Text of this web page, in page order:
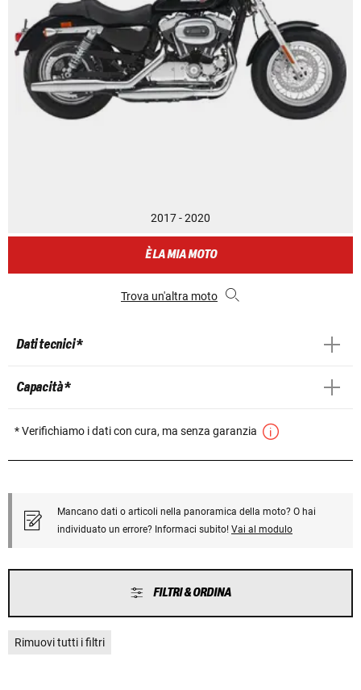
2017 - 2020
È LA MIA MOTO
Trova un'altra moto
Dati tecnici *
Capacità *
* Verifichiamo i dati con cura, ma senza garanzia
Mancano dati o articoli nella panoramica della moto? O hai
individuato un errore? Informaci subito! Vai al modulo
FILTRI & ORDINA
Rimuovi tutti i filtri